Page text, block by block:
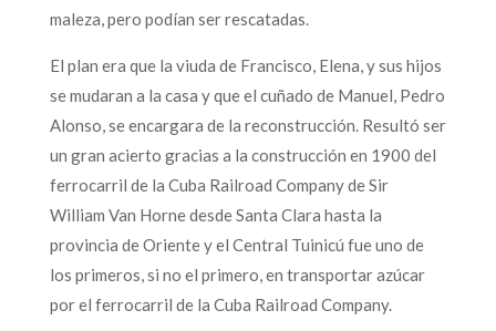
maleza, pero podían ser rescatadas.
El plan era que la viuda de Francisco, Elena, y sus hijos
se mudaran a la casa y que el cuñado de Manuel, Pedro
Alonso, se encargara de la reconstrucción. Resultó ser
un gran acierto gracias a la construcción en 1900 del
ferrocarril de la Cuba Railroad Company de Sir
William Van Horne desde Santa Clara hasta la
provincia de Oriente y el Central Tuinicú fue uno de
los primeros, si no el primero, en transportar azúcar
por el ferrocarril de la Cuba Railroad Company.